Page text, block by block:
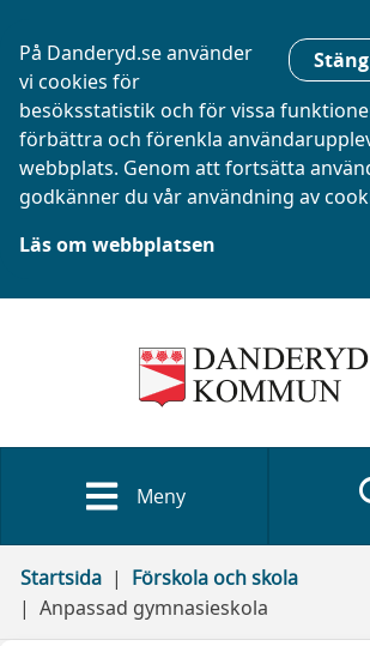
På Danderyd.se använder
vi cookies för
besöksstatistik och för vissa
förbättra och förenkla
webbplats. Genom att fortsätta
godkänner du vår användning av
Läs om webbplatsen
Meny
Startsida
Förskola och skola
Anpassad gymnasieskola